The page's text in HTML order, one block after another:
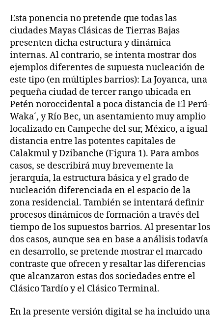
Esta ponencia no pretende que todas las
ciudades Mayas Clásicas de Tierras Bajas
presenten dicha estructura y dinámica
internas. Al contrario, se intenta mostrar dos
ejemplos diferentes de supuesta nucleación de
este tipo (en múltiples barrios): La Joyanca, una
pequeña ciudad de tercer rango ubicada en
Petén noroccidental a poca distancia de El Perú-
Waka´, y Río Bec, un asentamiento muy amplio
localizado en Campeche del sur, México, a igual
distancia entre las potentes capitales de
Calakmul y Dzibanche (Figura 1). Para ambos
casos, se describirá muy brevemente la
jerarquía, la estructura básica y el grado de
nucleación diferenciada en el espacio de la
zona residencial. También se intentará definir
procesos dinámicos de formación a través del
tiempo de los supuestos barrios. Al presentar los
dos casos, aunque sea en base a análisis todavía
en desarrollo, se pretende mostrar el marcado
contraste que ofrecen y resaltar las diferencias
que alcanzaron estas dos sociedades entre el
Clásico Tardío y el Clásico Terminal.
En la presente versión digital se ha incluido una